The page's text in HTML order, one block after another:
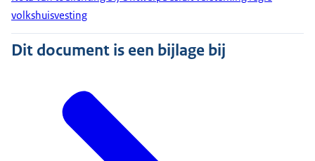
volkshuisvesting
Dit document is een bijlage bij